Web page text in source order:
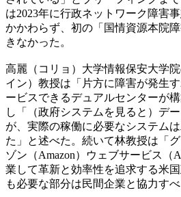
は2023年に行政ネットワーク障害
かかわらず、初の「国情資源本院
きなかった。
高麗（コリョ）大学情報保安大学
イン）教授は「片方に障害が発生
ービスできるデュアルセンターが
し「（政府システムを見ると）デ
が、実際の稼働に必要なシステム
た」と述べた。続いて林教授は「
ゾン（Amazon）ウェブサービス（
業して革新と効率性を追求する米
も必要な部分は民間企業と協力す